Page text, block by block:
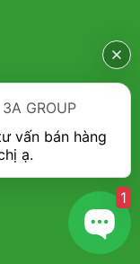
GROUP
vấn bán hàng
1